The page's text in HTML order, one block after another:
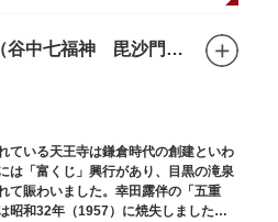
天王寺（谷中七福神 毘沙門天）
ている天王寺は鎌倉時代の創建といわ
は「富くじ」興行があり、目黒の滝泉
て賑わいました。幸田露伴の「五重
昭和32年（1957）に焼失しました